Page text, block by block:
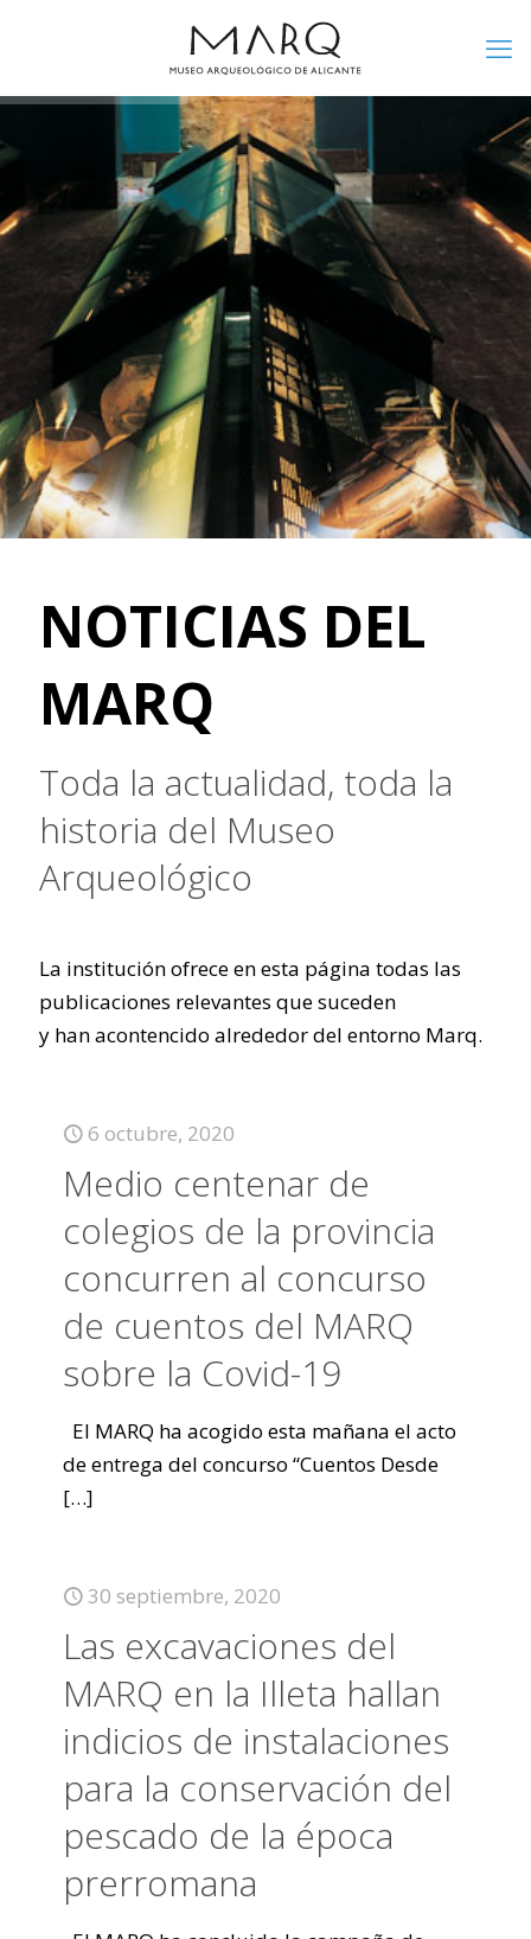
NOTICIAS DEL
MARQ
Toda la actualidad, toda la
historia del Museo
Arqueológico
La institución ofrece en esta página todas las
publicaciones relevantes que suceden
y han acontencido alrededor del entorno Marq.
6 octubre, 2020
Medio centenar de
colegios de la provincia
concurren al concurso
de cuentos del MARQ
sobre la Covid-19
El MARQ ha acogido esta mañana el acto
de entrega del concurso “Cuentos Desde
[…]
30 septiembre, 2020
Las excavaciones del
MARQ en la Illeta hallan
indicios de instalaciones
para la conservación del
pescado de la época
prerromana